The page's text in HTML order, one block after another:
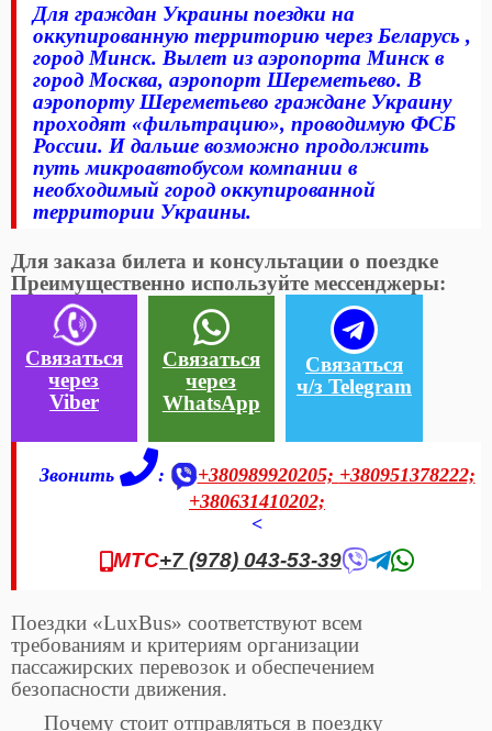
Для граждан Украины поездки на
оккупированную территорию через Беларусь ,
город Минск. Вылет из аэропорта Минск в
город Москва, аэропорт Шереметьево. В
аэропорту Шереметьево граждане Украину
проходят «фильтрацию», проводимую ФСБ
России. И дальше возможно продолжить
путь микроавтобусом компании в
необходимый город оккупированной
территории Украины.
Для заказа билета и консультации о поездке
Преимущественно используйте мессенджеры:
Связаться
через
Viber
Связаться
через
WhatsApp
Связаться
ч/з Telegram
Звонить : +380989920205; +380951378222;
+380631410202;
<
МТС+7 (978) 043-53-39
Поездки «LuxBus» соответствуют всем
требованиям и критериям организации
пассажирских перевозок и обеспечением
безопасности движения.
Почему стоит отправляться в поездку